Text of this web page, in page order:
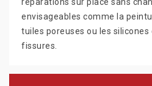
envisageables comme la
tuiles poreuses ou les silicones
fissures.